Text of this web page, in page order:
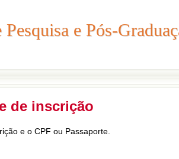
e Pós-
e Pós-
de inscrição
e o CPF ou Passaporte.